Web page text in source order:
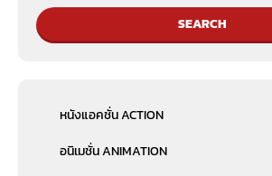
SEARCH
หนังแอคชั่น ACTION
อนิเมชั่น ANIMATION